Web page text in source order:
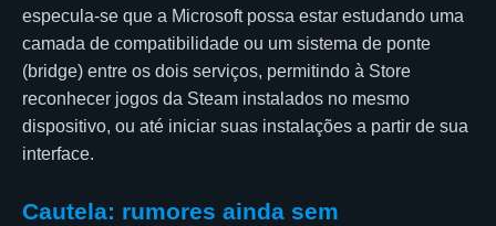
especula-se que a Microsoft possa estar estudando uma
camada de compatibilidade ou um sistema de ponte
(bridge) entre os dois serviços, permitindo à Store
reconhecer jogos da Steam instalados no mesmo
dispositivo, ou até iniciar suas instalações a partir de sua
interface.
Cautela: rumores ainda sem